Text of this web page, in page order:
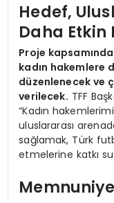
Hedef,
Daha Etkin
Proje
kadın hakemlere
düzenlenecek ve
verilecek. TFF
“Kadın
uluslararası
sağlamak, Türk
etmelerine katkı